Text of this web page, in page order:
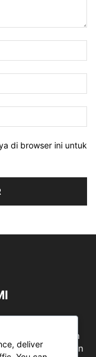
di browser ini untuk
entitas pemberian
mutlak diperlukan
deliver